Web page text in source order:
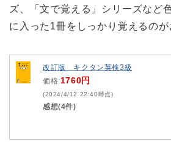
ズ、「文で覚える」シリーズなど
に入った1冊をしっかり覚えるのが
改訂版 キクタン英検3級
価格:1760円
(2024/4/12 22:40時点)
感想(4件)